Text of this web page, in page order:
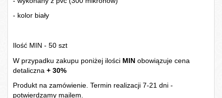
- kolor biały
Ilość MIN - 50 szt
W przypadku zakupu poniżej ilości MIN obowiązuje cena
detaliczna + 30%
Produkt na zamówienie. Termin realizacji 7-21 dni -
potwierdzamy mailem.